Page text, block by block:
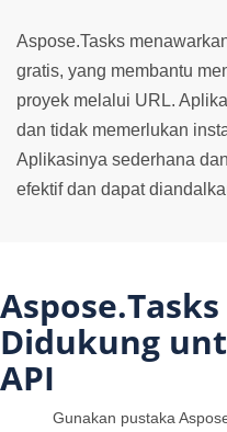
Aspose.Tasks
gratis, yang membantu
proyek melalui URL.
dan tidak memerlukan
Aplikasinya sederhana
efektif dan dapat
Didukung
API
Gunakan pustaka